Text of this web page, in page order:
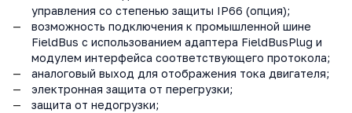
управления со степенью защиты IP66 (опция);
возможность подключения к промышленной шине
FieldBus с использованием адаптера FieldBusPlug и
модулем интерфейса соответствующего протокола;
аналоговый выход для отображения тока двигателя;
электронная защита от перегрузки;
защита от недогрузки;